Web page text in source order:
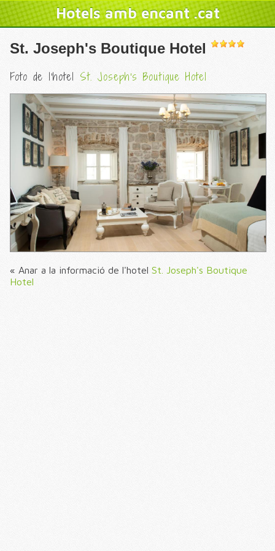
Hotels amb encant .cat
St. Joseph's Boutique Hotel
Foto de l'hotel St. Joseph's Boutique Hotel
« Anar a la informació de l'hotel St. Joseph's Boutique
Hotel